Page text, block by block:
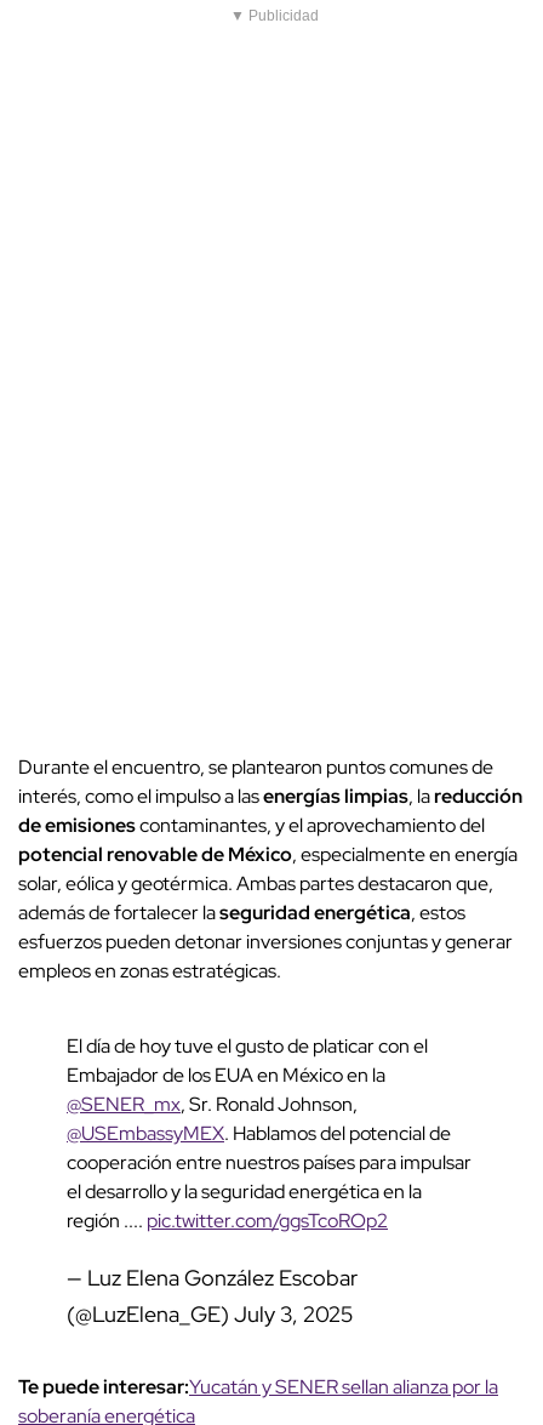
▼ Publicidad
Durante el encuentro, se plantearon puntos comunes de
interés, como el impulso a lasenergías limpias, lareducción
de emisionescontaminantes, y el aprovechamiento del
potencial renovable de México, especialmente en energía
solar, eólica y geotérmica. Ambas partes destacaron que,
además de fortalecer laseguridad energética, estos
esfuerzos pueden detonar inversiones conjuntas y generar
empleos en zonas estratégicas.
El día de hoy tuve el gusto de platicar con el
Embajador de los EUA en México en la
@SENER_mx, Sr. Ronald Johnson,
@USEmbassyMEX. Hablamos del potencial de
cooperación entre nuestros países para impulsar
el desarrollo y la seguridad energética en la
región .... pic.twitter.com/ggsTcoROp2
— Luz Elena González Escobar
(@LuzElena_GE) July 3, 2025
Te puede interesar:Yucatán y SENER sellan alianza por la
soberanía energética